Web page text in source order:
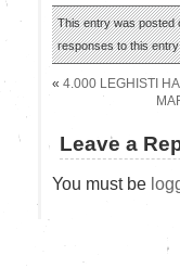
This entry was posted
responses to this
« 4.000 LEGHISTI
Leave a
You must be